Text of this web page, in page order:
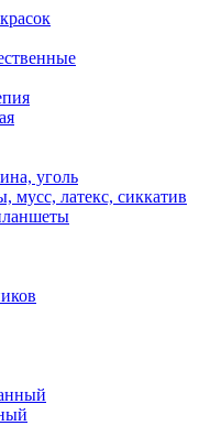
уголь
мусс, латекс, сиккатив